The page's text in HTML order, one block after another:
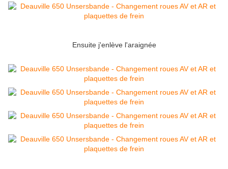
Ensuite j'enlève l'araignée